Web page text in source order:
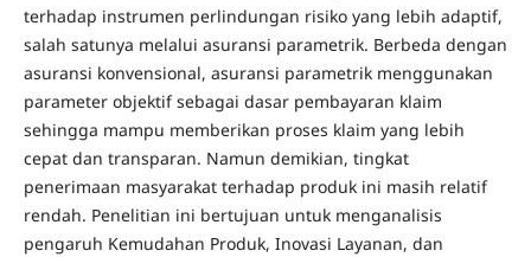
terhadap instrumen perlindungan risiko yang lebih adaptif,
salah satunya melalui asuransi parametrik. Berbeda dengan
asuransi konvensional, asuransi parametrik menggunakan
parameter objektif sebagai dasar pembayaran klaim
sehingga mampu memberikan proses klaim yang lebih
cepat dan transparan. Namun demikian, tingkat
penerimaan masyarakat terhadap produk ini masih relatif
rendah. Penelitian ini bertujuan untuk menganalisis
pengaruh Kemudahan Produk, Inovasi Layanan, dan